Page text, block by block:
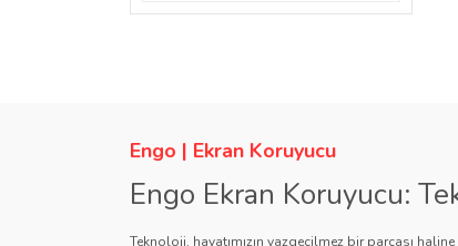
Engo | Ekran Koruyucu
Engo Ekran Koruyucu:
Teknoloji, hayatımızın vazgeçilmez bir parçası